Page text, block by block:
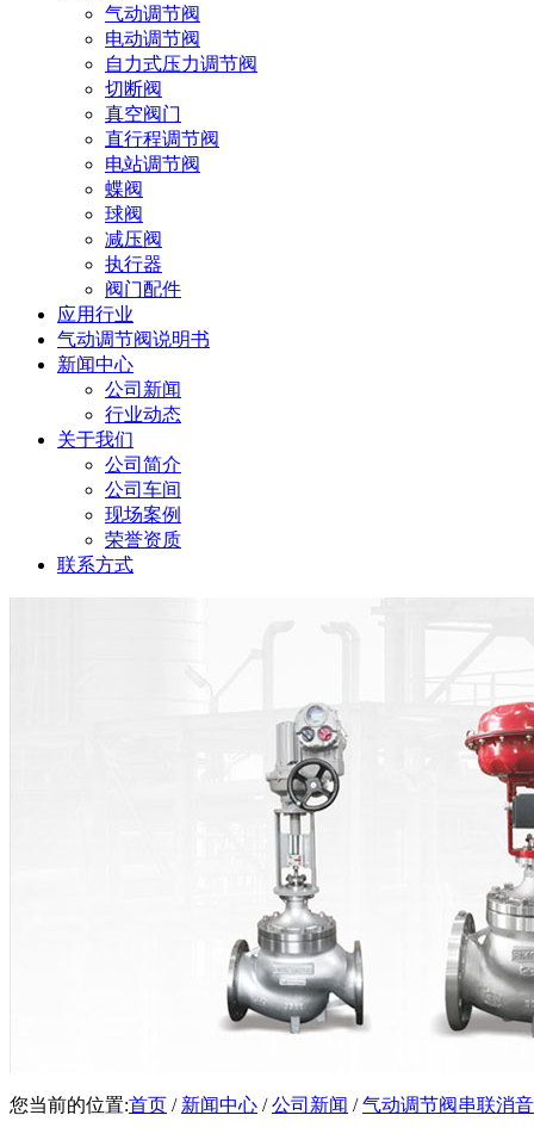
气动调节阀
电动调节阀
自力式压力调节阀
切断阀
真空阀门
直行程调节阀
电站调节阀
蝶阀
球阀
减压阀
执行器
阀门配件
应用行业
气动调节阀说明书
新闻中心
公司新闻
行业动态
关于我们
公司简介
公司车间
现场案例
荣誉资质
联系方式
您当前的位置:首页 / 新闻中心 /公司新闻 /气动调节阀串联消